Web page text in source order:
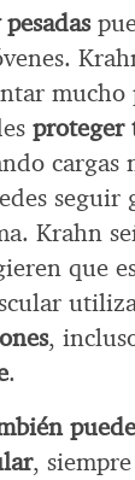
mucho
proteger
cargas
seguir
Krahn
que
,
.
,